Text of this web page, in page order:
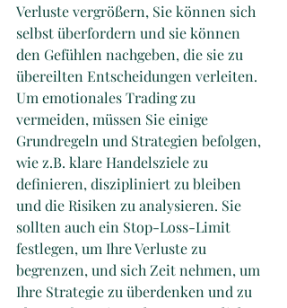
Verluste vergrößern, Sie können sich
selbst überfordern und sie können
den Gefühlen nachgeben, die sie zu
übereilten Entscheidungen verleiten.
Um emotionales Trading zu
vermeiden, müssen Sie einige
Grundregeln und Strategien befolgen,
wie z.B. klare Handelsziele zu
definieren, diszipliniert zu bleiben
und die Risiken zu analysieren. Sie
sollten auch ein Stop-Loss-Limit
festlegen, um Ihre Verluste zu
begrenzen, und sich Zeit nehmen, um
Ihre Strategie zu überdenken und zu